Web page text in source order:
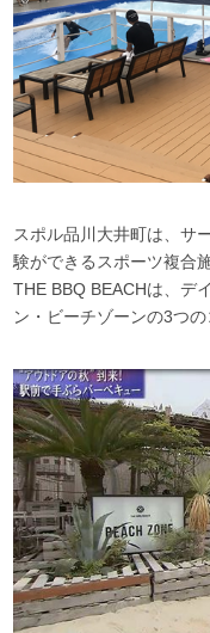
スポル品川大井町は、サ
験ができるスポーツ複合施
THE BBQ BEACHは、デ
ン・ビーチゾーンの3つ